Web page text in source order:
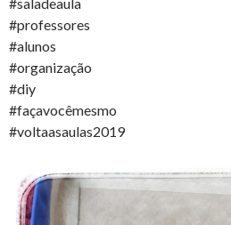
#saladeaula
#professores
#alunos
#organização
#diy
#façavocêmesmo
#voltaasaulas2019